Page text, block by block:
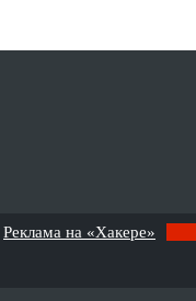
Реклама на «Хакере»